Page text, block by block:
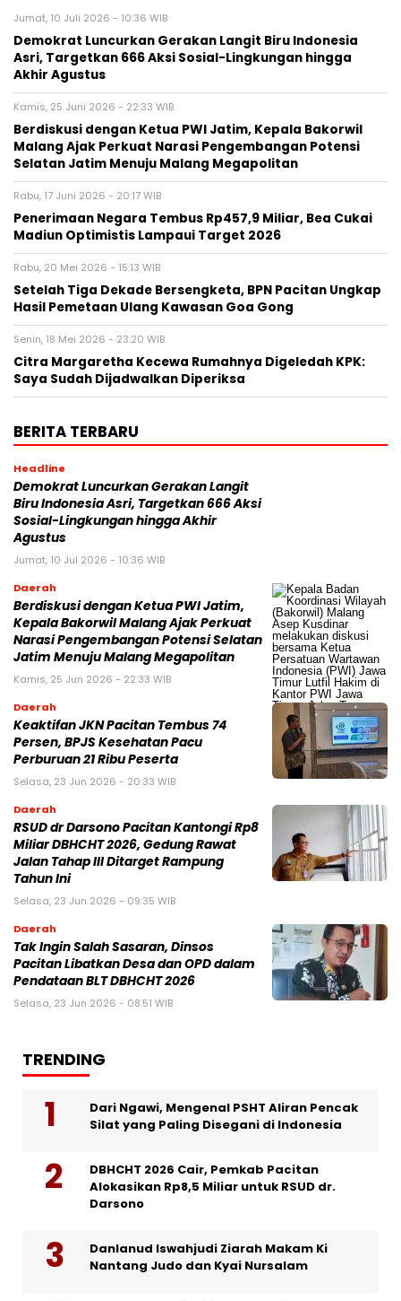
Jumat, 10 Juli 2026 - 10:36 WIB
Demokrat Luncurkan Gerakan Langit Biru Indonesia
Asri, Targetkan 666 Aksi Sosial-Lingkungan hingga
Akhir Agustus
Kamis, 25 Juni 2026 - 22:33 WIB
Berdiskusi dengan Ketua PWI Jatim, Kepala Bakorwil
Malang Ajak Perkuat Narasi Pengembangan Potensi
Selatan Jatim Menuju Malang Megapolitan
Rabu, 17 Juni 2026 - 20:17 WIB
Penerimaan Negara Tembus Rp457,9 Miliar, Bea Cukai
Madiun Optimistis Lampaui Target 2026
Rabu, 20 Mei 2026 - 15:13 WIB
Setelah Tiga Dekade Bersengketa, BPN Pacitan Ungkap
Hasil Pemetaan Ulang Kawasan Goa Gong
Senin, 18 Mei 2026 - 23:20 WIB
Citra Margaretha Kecewa Rumahnya Digeledah KPK:
Saya Sudah Dijadwalkan Diperiksa
BERITA TERBARU
Headline
Demokrat Luncurkan Gerakan Langit
Biru Indonesia Asri, Targetkan 666 Aksi
Sosial-Lingkungan hingga Akhir
Agustus
Jumat, 10 Jul 2026 - 10:36 WIB
Daerah
Berdiskusi dengan Ketua PWI Jatim,
Kepala Bakorwil Malang Ajak Perkuat
Narasi Pengembangan Potensi Selatan
Jatim Menuju Malang Megapolitan
Kamis, 25 Jun 2026 - 22:33 WIB
Daerah
Keaktifan JKN Pacitan Tembus 74
Persen, BPJS Kesehatan Pacu
Perburuan 21 Ribu Peserta
Selasa, 23 Jun 2026 - 20:33 WIB
Daerah
RSUD dr Darsono Pacitan Kantongi Rp8
Miliar DBHCHT 2026, Gedung Rawat
Jalan Tahap III Ditarget Rampung
Tahun Ini
Selasa, 23 Jun 2026 - 09:35 WIB
Daerah
Tak Ingin Salah Sasaran, Dinsos
Pacitan Libatkan Desa dan OPD dalam
Pendataan BLT DBHCHT 2026
Selasa, 23 Jun 2026 - 08:51 WIB
TRENDING
Dari Ngawi, Mengenal PSHT Aliran Pencak
Silat yang Paling Disegani di Indonesia
DBHCHT 2026 Cair, Pemkab Pacitan
Alokasikan Rp8,5 Miliar untuk RSUD dr.
Darsono
Danlanud Iswahjudi Ziarah Makam Ki
Nantang Judo dan Kyai Nursalam